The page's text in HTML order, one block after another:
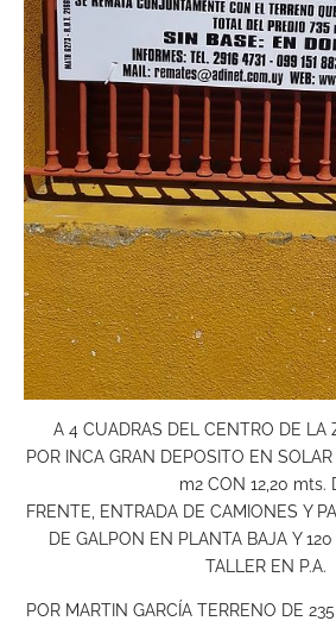
A 4 CUADRAS DEL CENTRO DE LA
POR INCA GRAN DEPOSITO EN
m2 CON 12,20 mts.
FRENTE, ENTRADA DE CAMIONES Y
DE GALPON EN PLANTA BAJA Y
TALLER EN P.A.
POR MARTIN GARCÍA TERRENO DE